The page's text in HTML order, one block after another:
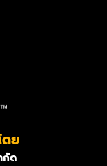
ดย
กัด